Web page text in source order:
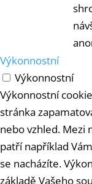
Výkonnostní
Výkonnostní
Výkonnostní
stránka
nebo vzhled. Mezi
patří například
se nacházíte.
základě Vašeho